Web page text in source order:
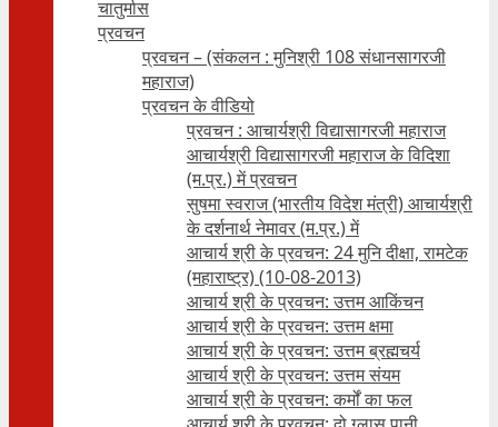
चातुर्मास
प्रवचन
प्रवचन – (संकलन : मुनिश्री 108 संधानसागरजी
महाराज)
प्रवचन के वीडियो
प्रवचन : आचार्यश्री ‍विद्यासागरजी महाराज
आचार्यश्री विद्यासागरजी महाराज के विदिशा
(म.प्र.) में प्रवचन
सुषमा स्वराज (भारतीय विदेश मंत्री) आचार्यश्री
के दर्शनार्थ नेमावर (म.प्र.) में
आचार्य श्री के प्रवचन: 24 मुनि दीक्षा, रामटेक
(महाराष्ट्र) (10-08-2013)
आचार्य श्री के प्रवचन: उत्तम आकिंचन
आचार्य श्री के प्रवचन: उत्तम क्षमा
आचार्य श्री के प्रवचन: उत्तम ब्रह्मचर्य
आचार्य श्री के प्रवचन: उत्तम संयम
आचार्य श्री के प्रवचन: कर्मों का फल